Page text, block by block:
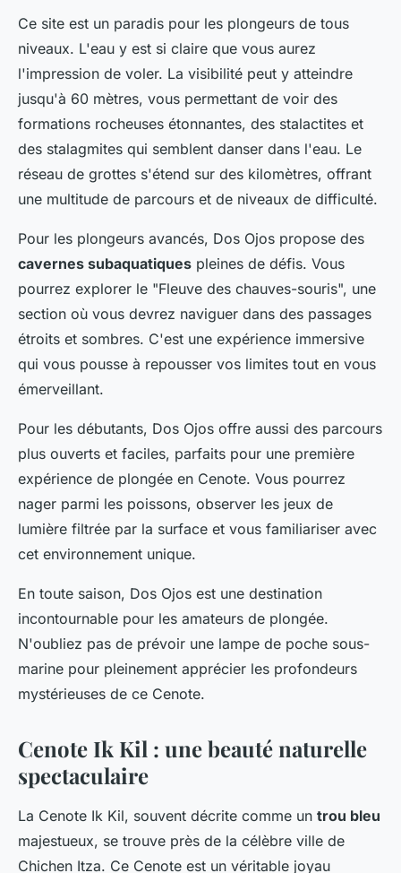
Ce site est un paradis pour les plongeurs de tous
niveaux. L'eau y est si claire que vous aurez
l'impression de voler. La visibilité peut y atteindre
jusqu'à 60 mètres, vous permettant de voir des
formations rocheuses étonnantes, des stalactites et
des stalagmites qui semblent danser dans l'eau. Le
réseau de grottes s'étend sur des kilomètres, offrant
une multitude de parcours et de niveaux de difficulté.
Pour les plongeurs avancés, Dos Ojos propose des
cavernes subaquatiques pleines de défis. Vous
pourrez explorer le "Fleuve des chauves-souris", une
section où vous devrez naviguer dans des passages
étroits et sombres. C'est une expérience immersive
qui vous pousse à repousser vos limites tout en vous
émerveillant.
Pour les débutants, Dos Ojos offre aussi des parcours
plus ouverts et faciles, parfaits pour une première
expérience de plongée en Cenote. Vous pourrez
nager parmi les poissons, observer les jeux de
lumière filtrée par la surface et vous familiariser avec
cet environnement unique.
En toute saison, Dos Ojos est une destination
incontournable pour les amateurs de plongée.
N'oubliez pas de prévoir une lampe de poche sous-
marine pour pleinement apprécier les profondeurs
mystérieuses de ce Cenote.
Cenote Ik Kil : une beauté naturelle
spectaculaire
La Cenote Ik Kil, souvent décrite comme un trou bleu
majestueux, se trouve près de la célèbre ville de
Chichen Itza. Ce Cenote est un véritable joyau